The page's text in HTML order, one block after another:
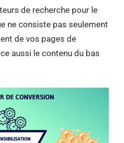
de recherche pour le
ne consiste pas seulement
de vos pages de
aussi le contenu du bas